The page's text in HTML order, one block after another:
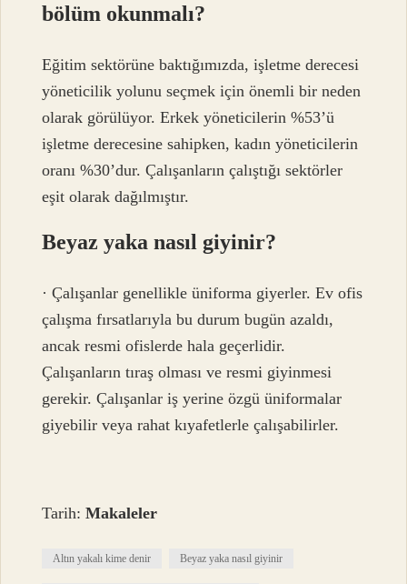
bölüm okunmalı?
Eğitim sektörüne baktığımızda, işletme derecesi
yöneticilik yolunu seçmek için önemli bir neden
olarak görülüyor. Erkek yöneticilerin %53’ü
işletme derecesine sahipken, kadın yöneticilerin
oranı %30’dur. Çalışanların çalıştığı sektörler
eşit olarak dağılmıştır.
Beyaz yaka nasıl giyinir?
· Çalışanlar genellikle üniforma giyerler. Ev ofis
çalışma fırsatlarıyla bu durum bugün azaldı,
ancak resmi ofislerde hala geçerlidir.
Çalışanların tıraş olması ve resmi giyinmesi
gerekir. Çalışanlar iş yerine özgü üniformalar
giyebilir veya rahat kıyafetlerle çalışabilirler.
Tarih:Makaleler
Altın yakalı kime denir Beyaz yaka nasıl giyinir